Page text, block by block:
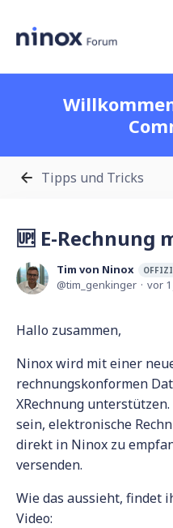
Tipps und Tricks
🆙 E-Rechnung
Tim von Ninox
tim_genkinger vor 1
Hallo zusammen,
Ninox wird mit einer
rechnungskonformen
XRechnung
sein, elektronische
direkt in Ninox zu
versenden.
Wie das aussieht, findet
Video: